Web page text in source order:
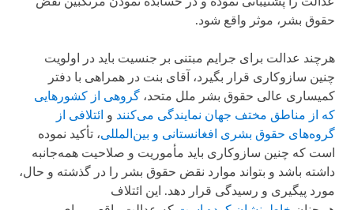
حقوق بشر، موثر واقع شود.
هرچند عدالت برای جرایم مبتنی بر جنسیت باید در اولویت
چنین سازوکاری قرار بگیرد، آقای بنت در همراهی با دفتر
کمیساری عالی حقوق بشر ملل متحد، گروهی از کشورهایی
که از مناطق مختف جهان نمایندگی می‌کنند و ائتلافی از
گروه‌های حقوق بشری افغانستانی و بین‌المللی، تأکید نموده
است که چنین سازوکاری باید مأموریت و صلاحیت همه‌جانبه
داشته باشد و بتواند موارد نقض حقوق بشر را در گذشته و حال،
مورد پیگیری و رسیدگی قرار دهد. این ائتلاف